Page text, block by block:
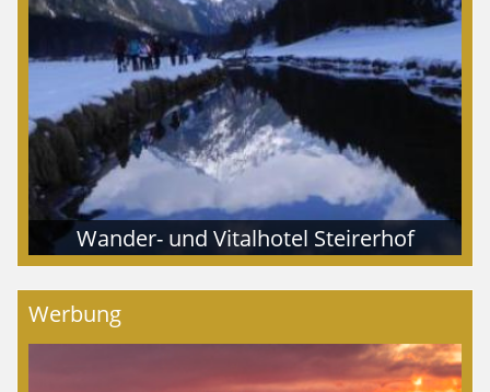
Wander- und Vitalhotel Steirerhof
Werbung